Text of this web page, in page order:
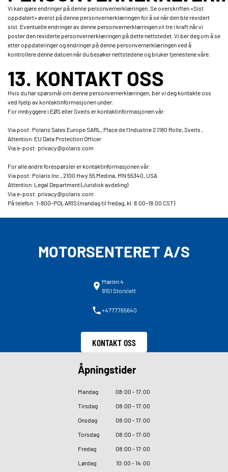
Vi kan gjøre endringer på denne personvernerklæringen. Se overskriften «Sist
oppdatert» øverst på denne personvernerklæringen for å se når den ble revidert
sist. Eventuelle endringer av denne personvernerklæringen vil tre i kraft når vi
poster den reviderte personvernerklæringen på dette nettstedet. Vi ber deg om å se
etter oppdateringer og endringer på denne personvernerklæringen ved å
kontrollere denne datoen når du besøker nettstedene og bruker tjenestene våre.
13. KONTAKT OSS
Hvis du har spørsmål om denne personvernerklæringen, ber vi deg kontakte oss
ved hjelp av kontaktinformasjonen under:
For innbyggere i EØS eller Sveits er kontaktinformasjonen vår:
Via post: Polaris Sales Europe SARL, Place de l’Industrie 2 1180 Rolle, Sveits ,
Attention: EU Data Protection Officer
Via e-post: privacy@polaris.com
For alle andre forespørsler er kontaktinformasjonen vår:
Via post: Polaris Inc., 2100 Hwy 55 Medina, MN 55340, USA
Attention: Legal Department (Juridisk avdeling)
Via e-post: privacy@polaris.com
På telefon: 1-800-POLARIS (mandag til fredag, kl. 8.00–18.00 CST)
MOTORSENTERET A/S
Mælen 4
9151 Storslett
+4777765640
KONTAKT OSS
Åpningstider
Mandag 08:00 - 17:00
Tirsdag
08:00 - 17:00
Onsdag
08:00 - 17:00
Torsdag
08:00 - 17:00
Fredag
08:00 - 17:00
Lørdag
10:00 - 14:00